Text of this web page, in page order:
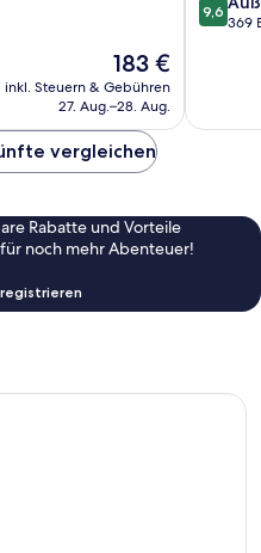
Der
Preis
beträgt
183 €
inkl. Steuern & Gebühren
27. Aug.–28. Aug.
von
9,6
369
vergleichen
Rabatte und Vorteile
noch mehr Abenteuer!